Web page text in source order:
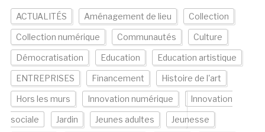
ACTUALITÉS Aménagement de lieu Collection
Collection numérique Communautés Culture
Démocratisation Education Education artistique
ENTREPRISES Financement Histoire de l'art
Hors les murs Innovation numérique Innovation
sociale Jardin Jeunes adultes Jeunesse